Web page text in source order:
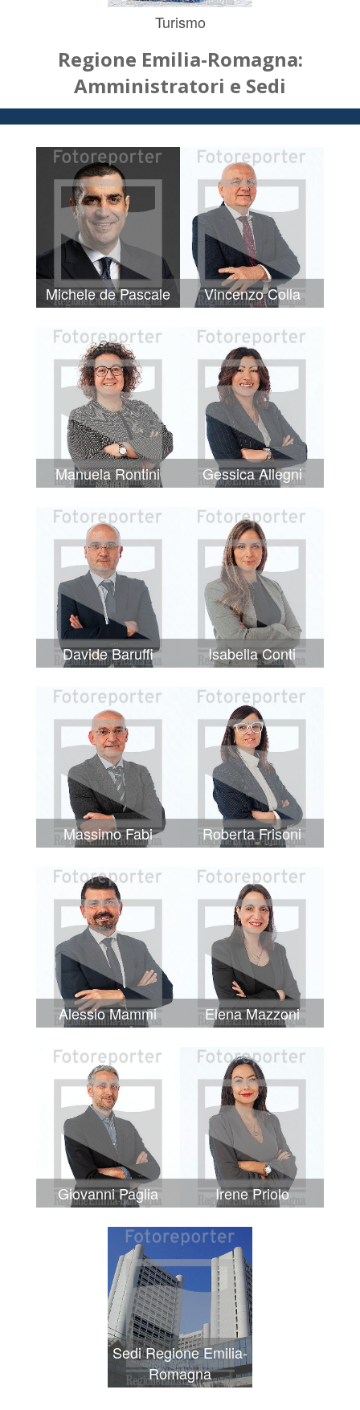
Turismo
Regione Emilia-Romagna:
Amministratori e Sedi
Michele de Pascale Vincenzo Colla
Manuela Rontini Gessica Allegni
Davide Baruffi Isabella Conti
Massimo Fabi Roberta Frisoni
Alessio Mammi Elena Mazzoni
Giovanni Paglia Irene Priolo
Sedi Regione Emilia-
Romagna